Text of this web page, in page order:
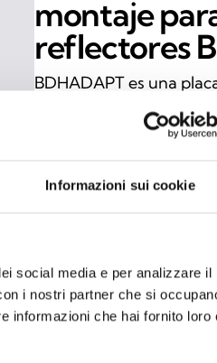
Informazioni sui cookie
social media e per analizzare il
i nostri partner che si
informazioni che hai fornito loro
montaje
reflectores
BDHADAPT es una
facilitar la instalación
lineales de humo BDH
especialmente en
dispone de una
como mallas metálicas
en los kits de extensión
140KIT160), esta placa
instalaciones
una mayor estabilidad